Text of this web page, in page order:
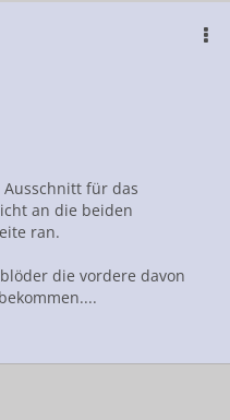
für das
an die beiden
ran.
die vordere davon